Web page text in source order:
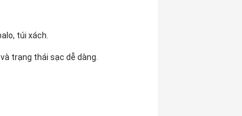
túi xách.
trạng thái sạc dễ dàng.